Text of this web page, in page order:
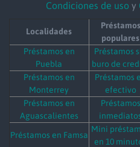
Condiciones de uso y
Localidades
Préstamos
populares
Préstamos en
Puebla
Préstamos
buro de
Préstamos en
Monterrey
Préstamos
efectivo
Préstamos en
Aguascalientes
Préstamos
Préstamos en Famsa
Mini
en 10